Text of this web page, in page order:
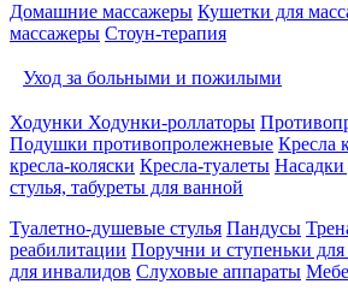
Домашние массажеры Кушетки для
массажеры Стоун-терапия
Уход за больными и пожилыми
Ходунки Ходунки-роллаторы
Подушки противопролежневые Кресла
кресла-коляски Кресла-туалеты Насадки
стулья, табуреты для ванной
Туалетно-душевые стулья Пандусы
реабилитации Поручни и ступеньки
для инвалидов Слуховые аппараты